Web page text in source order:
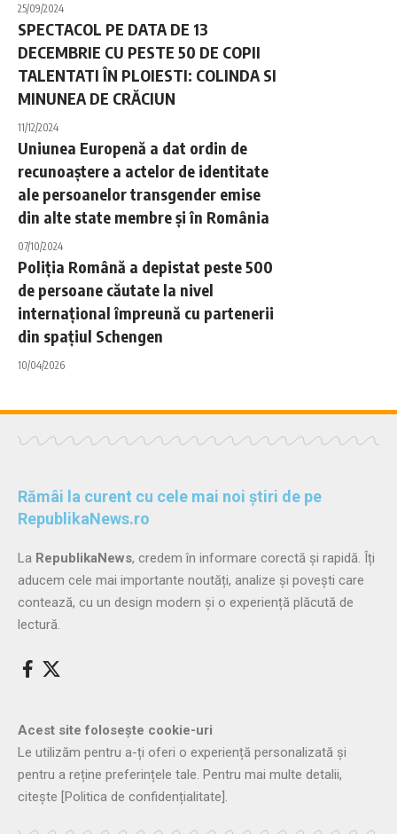
25/09/2024
SPECTACOL PE DATA DE 13
DECEMBRIE CU PESTE 50 DE COPII
TALENTATI ÎN PLOIESTI: COLINDA SI
MINUNEA DE CRĂCIUN
11/12/2024
Uniunea Europenă a dat ordin de
recunoaștere a actelor de identitate
ale persoanelor transgender emise
din alte state membre și în România
07/10/2024
Poliția Română a depistat peste 500
de persoane căutate la nivel
internațional împreună cu partenerii
din spațiul Schengen
10/04/2026
Rămâi la curent cu cele mai noi știri de pe
RepublikaNews.ro
La RepublikaNews, credem în informare corectă și rapidă. Îți
aducem cele mai importante noutăți, analize și povești care
contează, cu un design modern și o experiență plăcută de
lectură.
Acest site folosește cookie-uri
Le utilizăm pentru a-ți oferi o experiență personalizată și
pentru a reține preferințele tale. Pentru mai multe detalii,
citește [Politica de confidențialitate]